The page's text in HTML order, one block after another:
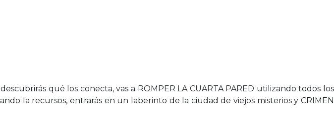
qué los conecta, vas a ROMPER LA CUARTA PARED utilizando todos los
la recursos, entrarás en un laberinto de la ciudad de viejos misterios y CRIMEN